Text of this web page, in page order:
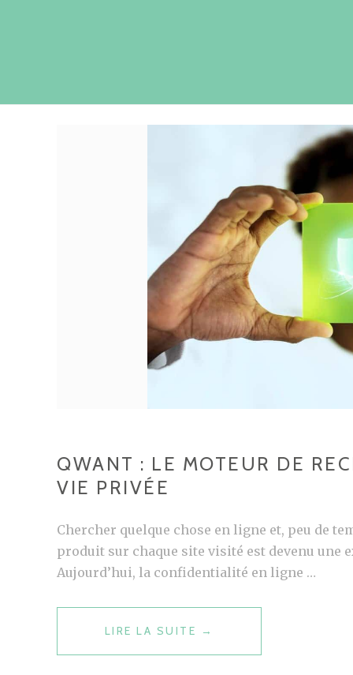
QWANT : LE MOTEUR DE
VIE PRIVÉE
Chercher quelque chose en ligne et, peu de
produit sur chaque site visité est devenu une
Aujourd’hui, la confidentialité en ligne …
LIRE LA SUITE
QWANT
:
→